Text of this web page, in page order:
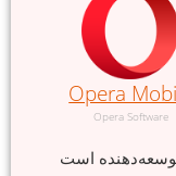
Opera
Opera Software